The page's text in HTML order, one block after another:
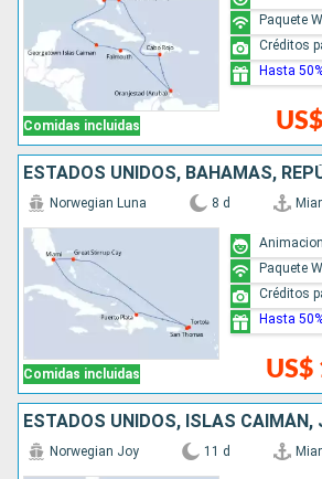
Comidas incluidas
Paquete
Créditos
Hasta
Comidas incluidas
Norwegian Luna 8 d
US$
Paquete
Créditos
Hasta
Norwegian Joy 11 d